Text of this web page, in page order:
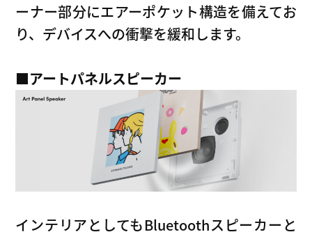
ーナー部分にエアーポケット構造を備えてお
り、デバイスへの衝撃を緩和します。
■アートパネルスピーカー
インテリアとしてもBluetoothスピーカーと